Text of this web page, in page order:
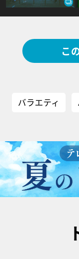
こ
バラエティ